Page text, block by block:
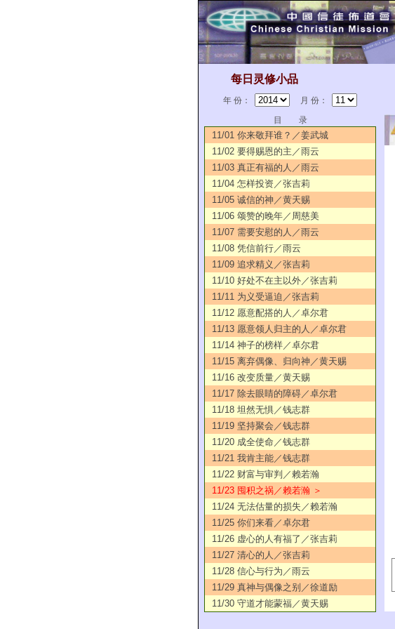
每日灵修小品
年 份：
月 份：
目 录
11/01 你来敬拜谁？／姜武城
11/02 要得赐恩的主／雨云
11/03 真正有福的人／雨云
11/04 怎样投资／张吉莉
11/05 诚信的神／黄天赐
11/06 颂赞的晚年／周慈美
11/07 需要安慰的人／雨云
11/08 凭信前行／雨云
11/09 追求精义／张吉莉
11/10 好处不在主以外／张吉莉
11/11 为义受逼迫／张吉莉
11/12 愿意配搭的人／卓尔君
11/13 愿意领人归主的人／卓尔君
11/14 神子的榜样／卓尔君
11/15 离弃偶像、归向神／黄天赐
11/16 改变质量／黄天赐
11/17 除去眼睛的障碍／卓尔君
11/18 坦然无惧／钱志群
11/19 坚持聚会／钱志群
11/20 成全使命／钱志群
11/21 我肯主能／钱志群
11/22 财富与审判／赖若瀚
11/23 囤积之祸／赖若瀚 ＞
11/24 无法估量的损失／赖若瀚
11/25 你们来看／卓尔君
11/26 虚心的人有福了／张吉莉
11/27 清心的人／张吉莉
11/28 信心与行为／雨云
11/29 真神与偶像之别／徐道励
11/30 守道才能蒙福／黄天赐